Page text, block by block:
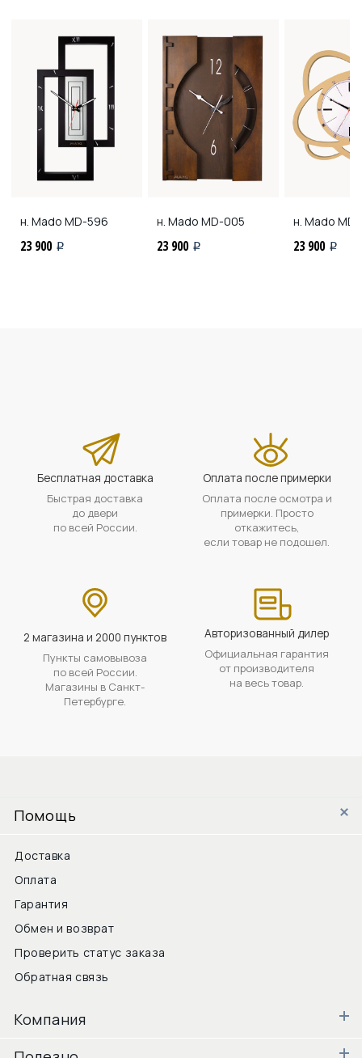
н. Mado MD-596
23 900 i
н. Mado MD-005
23 900 i
н. Mado
23 900 i
Бесплатная доставка
Быстрая доставка
до двери
по всей России.
Оплата после примерки
Оплата после осмотра и
примерки. Просто
откажитесь,
если товар не подошел.
2 магазина и 2000 пунктов
Пункты самовывоза
по всей России.
Магазины в Санкт-
Петербурге.
Авторизованный дилер
Официальная гарантия
от производителя
на весь товар.
Помощь
Доставка
Оплата
Гарантия
Обмен и возврат
Проверить статус заказа
Обратная связь
Компания